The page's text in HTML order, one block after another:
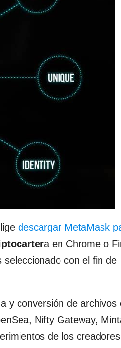
descargar MetaMask
a en Chrome o
seleccionado con el fin de
y conversión de archivos
Nifty Gateway,
de los